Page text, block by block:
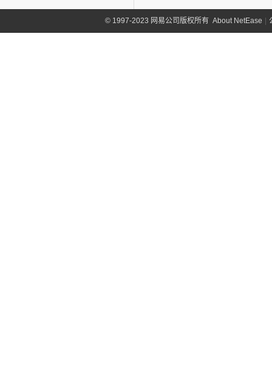
©1997-2023 网易公司版权所有 About NetEase